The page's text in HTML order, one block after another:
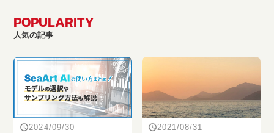
POPULARITY
人気の記事
2024/09/30
2021/08/31